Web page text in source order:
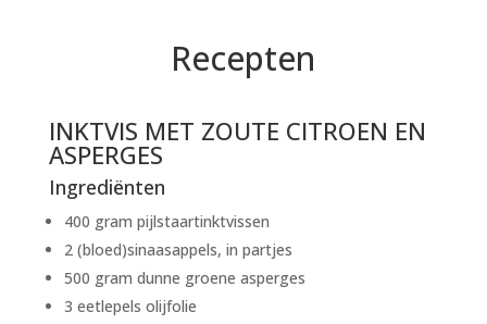
Recepten
INKTVIS MET ZOUTE CITROEN EN
ASPERGES
Ingrediënten
400 gram pijlstaartinktvissen
2 (bloed)sinaasappels, in partjes
500 gram dunne groene asperges
3 eetlepels olijfolie